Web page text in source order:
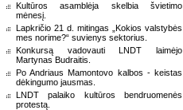
Kultūros asamblėja skelbia švietimo
mėnesį.
Lapkričio 21 d. mitingas „Kokios valstybės
mes norime?“ suvienys sektorius.
Konkursą vadovauti LNDT laimėjo
Martynas Budraitis.
Po Andriaus Mamontovo kalbos - keistas
dėkingumo jausmas.
LNDT palaiko kultūros bendruomenės
protestą.